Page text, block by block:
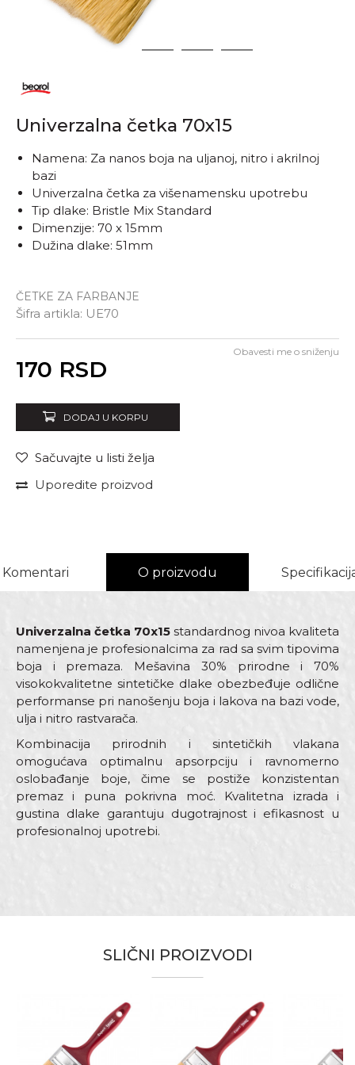
1 2 3 4
Univerzalna četka 70x15
ČETKE ZA FARBANJE
Šifra artikla: UE70
Namena: Za nanos boja na uljanoj, nitro i akrilnoj
bazi
Univerzalna četka za višenamensku upotrebu
Tip dlake: Bristle Mix Standard
Dimenzije: 70 x 15mm
Dužina dlake: 51mm
170 RSD
Obavesti me o sniženju
DODAJ U KORPU
Sačuvajte u listi želja
Uporedite proizvod
Komentari O proizvodu
Univerzalna četka 70x15 standardnog nivoa kvaliteta
namenjena je profesionalcima za rad sa svim tipovima
boja i premaza. Mešavina 30% prirodne i 70%
visokokvalitetne sintetičke dlake obezbeđuje odlične
performanse pri nanošenju boja i lakova na bazi vode,
ulja i nitro rastvarača.
Kombinacija prirodnih i sintetičkih vlakana
omogućava optimalnu apsorpciju i ravnomerno
oslobađanje boje, čime se postiže konzistentan
premaz i puna pokrivna moć. Kvalitetna izrada i
gustina dlake garantuju dugotrajnost i efikasnost u
profesionalnoj upotrebi.
Boja
Bela
70 x 15mm
51mm
Univerzalna četka
Bristle mix standard
SLIČNI PROIZVODI